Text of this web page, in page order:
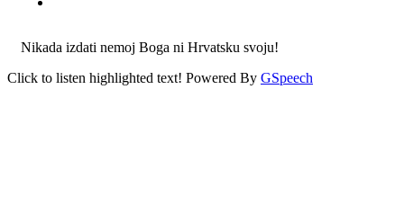
Nikada izdati nemoj Boga ni Hrvatsku svoju!
Click to listen highlighted text! Powered By GSpeech